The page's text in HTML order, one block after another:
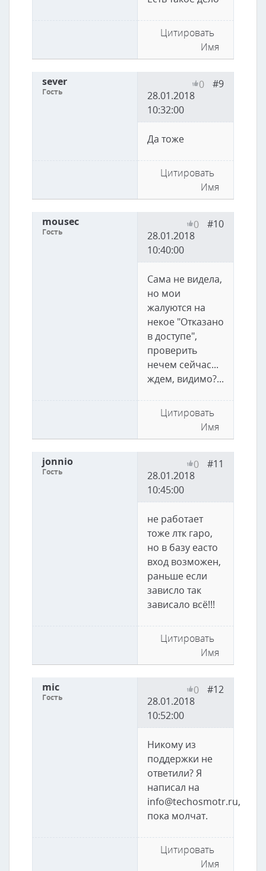
Цитировать
Имя
sever
Гость
#9
0
28.01.2018
10:32:00
Да тоже
Цитировать
Имя
mousec
Гость
#10
0
28.01.2018
10:40:00
Сама не видела,
но мои
жалуются на
некое "Отказано
в доступе",
проверить
нечем сейчас...
ждем, видимо?...
Цитировать
Имя
jonnio
Гость
#11
0
28.01.2018
10:45:00
не работает
тоже лтк гаро,
но в базу еасто
вход возможен,
раньше если
зависло так
зависало всё!!!
Цитировать
Имя
mic
Гость
#12
0
28.01.2018
10:52:00
Никому из
поддержки не
ответили? Я
написал на
info@techosmotr.ru,
пока молчат.
Цитировать
Имя